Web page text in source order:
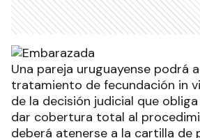
Una pareja uruguayense podrá
tratamiento de fecundación in
de la decisión judicial que
dar cobertura total al
deberá atenerse a la cartilla de